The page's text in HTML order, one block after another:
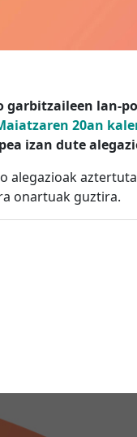
lan-
20an
izan dute
alegazioak
onartuak guztira.